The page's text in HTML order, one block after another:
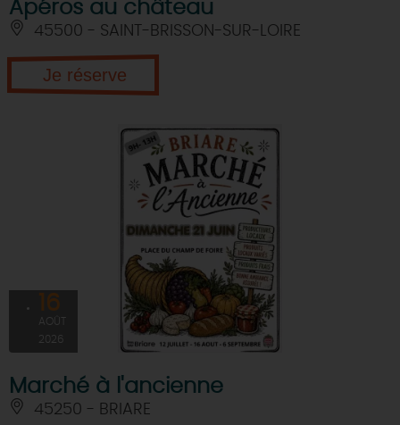
Apéros au château
45500 - SAINT-BRISSON-SUR-LOIRE
Je réserve
16
AOÛT
2026
Marché à l'ancienne
45250 - BRIARE